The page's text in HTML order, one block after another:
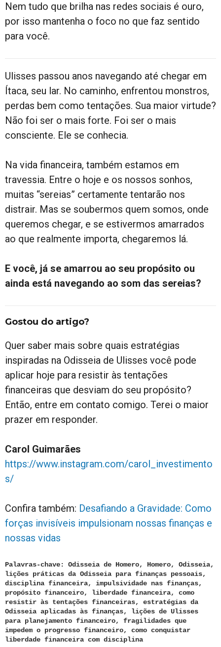
Nem tudo que brilha nas redes sociais é ouro,
por isso mantenha o foco no que faz sentido
para você.
Ulisses passou anos navegando até chegar em
Ítaca, seu lar. No caminho, enfrentou monstros,
perdas bem como tentações. Sua maior virtude?
Não foi ser o mais forte. Foi ser o mais
consciente. Ele se conhecia.
Na vida financeira, também estamos em
travessia. Entre o hoje e os nossos sonhos,
muitas “sereias” certamente tentarão nos
distrair. Mas se soubermos quem somos, onde
queremos chegar, e se estivermos amarrados
ao que realmente importa, chegaremos lá.
E você, já se amarrou ao seu propósito ou
ainda está navegando ao som das sereias?
Gostou do artigo?
Quer saber mais sobre quais estratégias
inspiradas na Odisseia de Ulisses você pode
aplicar hoje para resistir às tentações
financeiras que desviam do seu propósito?
Então, entre em contato comigo. Terei o maior
prazer em responder.
Carol Guimarães
https://www.instagram.com/carol_investimento
s/
Confira também: Desafiando a Gravidade: Como
forças invisíveis impulsionam nossas finanças e
nossas vidas
Palavras-chave: Odisseia de Homero, Homero, Odisseia,
lições práticas da Odisseia para finanças pessoais,
disciplina financeira, impulsividade nas finanças,
propósito financeiro, liberdade financeira, como
resistir às tentações financeiras, estratégias da
Odisseia aplicadas às finanças, lições de Ulisses
para planejamento financeiro, fragilidades que
impedem o progresso financeiro, como conquistar
liberdade financeira com disciplina